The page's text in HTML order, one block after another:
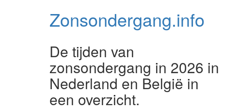
Zonsondergang.info
De tijden van
zonsondergang in 2026 in
Nederland en België in
een overzicht.